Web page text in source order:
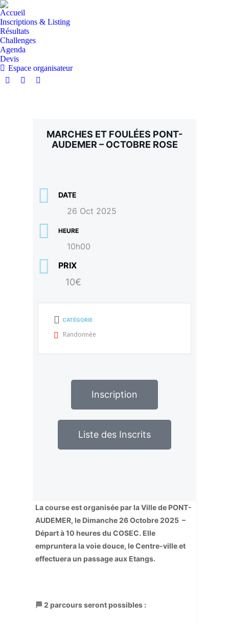
Accueil
Inscriptions & Listing
Résultats
Challenges
Agenda
Devis
Espace organisateur
MARCHES ET FOULÉES PONT-
AUDEMER – OCTOBRE ROSE
DATE
26 Oct 2025
HEURE
10h00
PRIX
10€
CATÉGORIE
Randonnée
Inscription
Liste des Inscrits
La course est organisée par la Ville de PONT-
AUDEMER, le Dimanche 26 Octobre 2025 –
Départ à 10 heures du COSEC. Elle
empruntera la voie douce, le Centre-ville et
effectuera un passage aux Etangs.
🏁 2 parcours seront possibles :